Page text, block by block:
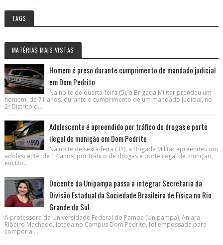
TAGS
MATÉRIAS MAIS VISTAS
Homem é preso durante cumprimento de mandado judicial
em Dom Pedrito
Na noite de quarta-feira (5), a Brigada Militar prendeu um
homem, de 71 anos, durante o cumprimento de um mandado judicial, no
2º Distrito d...
Adolescente é apreendido por tráfico de drogas e porte
ilegal de munição em Dom Pedrito
Na noite de sexta-feira (31), a Brigada Militar apreendeu um
adolescente, de 17 anos, por tráfico de drogas e porte ilegal de munição,
em Do...
Docente da Unipampa passa a integrar Secretaria da
Divisão Estadual da Sociedade Brasileira de Física no Rio
Grande do Sul
A professora da Universidade Federal do Pampa (Unipampa), Aniara
Ribeiro Machado, lotada no Campus Dom Pedrito, foi empossada para
compor a ...